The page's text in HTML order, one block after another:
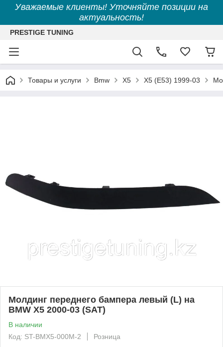
Уважаемые клиенты! Уточняйте позиции на
актуальность!
PRESTIGE TUNING
Товары и услуги Bmw X5 X5 (E53) 1999-03
Молдинг переднего бампера левый (L) на
BMW X5 2000-03 (SAT)
В наличии
Код: ST-BMX5-000M-2
Розница